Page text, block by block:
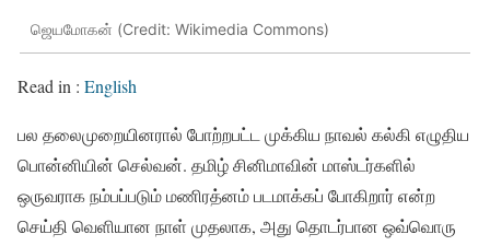
ஜெயமோகன் (Credit: Wikimedia Commons)
Read in : English
பல தலைமுறையினரால் போற்றபட்ட முக்கிய நாவல் கல்கி எழுதிய
பொன்னியின் செல்வன். தமிழ் சினிமாவின் மாஸ்டர்களில்
ஒருவராக நம்பப்படும் மணிரத்னம் படமாக்கப் போகிறார் என்ற
செய்தி வெளியான நாள் முதலாக, அது தொடர்பான ஒவ்வொரு